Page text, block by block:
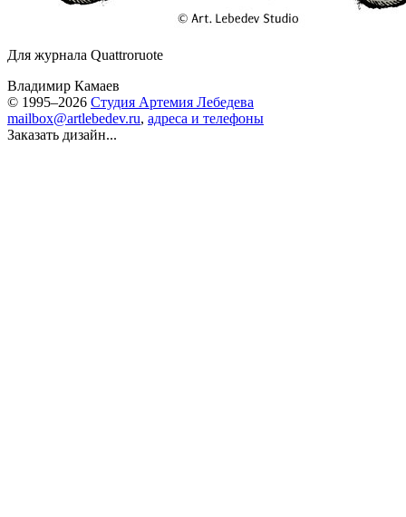
Для журнала Quattroruote
Владимир Камаев
© 1995–2026 Студия Артемия Лебедева
mailbox@artlebedev.ru, адреса и телефоны
Заказать дизайн...